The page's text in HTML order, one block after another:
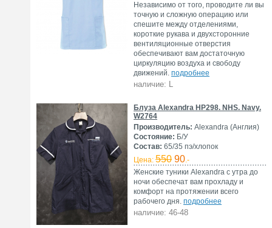
Независимо от того, проводите ли вы
точную и сложную операцию или
спешите между отделениями,
короткие рукава и двухсторонние
вентиляционные отверстия
обеспечивают вам достаточную
циркуляцию воздуха и свободу
движений. подробнее
наличие: L
Блуза Alexandra HP298. NHS. Navy.
W2764
Производитель: Alexandra (Англия)
Состояние: Б/У
Состав: 65/35 пэ/хлопок
Цена: 550 90.-
Женские туники Alexandra с утра до
ночи обеспечат вам прохладу и
комфорт на протяжении всего
рабочего дня. подробнее
наличие: 46-48